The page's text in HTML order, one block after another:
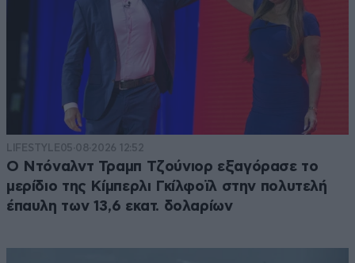
LIFESTYLE05·08·2026 12:52
Ο Ντόναλντ Τραμπ Τζούνιορ εξαγόρασε το
μερίδιο της Κίμπερλι Γκίλφοϊλ στην πολυτελή
έπαυλη των 13,6 εκατ. δολαρίων